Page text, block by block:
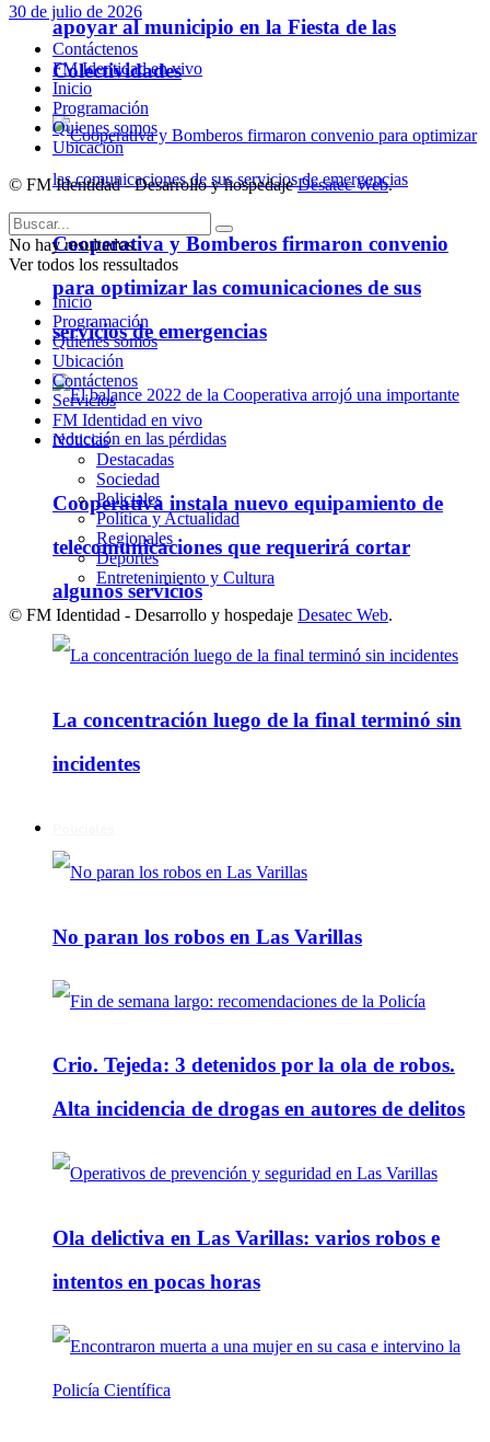
apoyar al municipio en la Fiesta de las
Colectividades
Cooperativa y Bomberos firmaron convenio
para optimizar las comunicaciones de sus
servicios de emergencias
Cooperativa instala nuevo equipamiento de
telecomunicaciones que requerirá cortar
algunos servicios
La concentración luego de la final terminó sin
incidentes
No paran los robos en Las Varillas
Crio. Tejeda: 3 detenidos por la ola de robos.
Alta incidencia de drogas en autores de delitos
Ola delictiva en Las Varillas: varios robos e
intentos en pocas horas
30 de julio de 2026
Contáctenos
FM Identidad en vivo
Inicio
Programación
Quienes somos
Ubicación
© FM Identidad - Desarrollo y hospedajeDesatec Web.
No hay resultados.
Ver todos los ressultados
Inicio
Programación
Quienes somos
Ubicación
Contáctenos
Servicios
FM Identidad en vivo
Noticias
Destacadas
Sociedad
Policiales
Política y Actualidad
Regionales
Deportes
Entretenimiento y Cultura
© FM Identidad - Desarrollo y hospedaje Desatec Web.